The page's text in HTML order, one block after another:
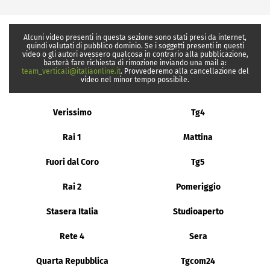
Alcuni video presenti in questa sezione sono stati presi da internet,
quindi valutati di pubblico dominio. Se i soggetti presenti in questi
video o gli autori avessero qualcosa in contrario alla pubblicazione,
basterà fare richiesta di rimozione inviando una mail a:
team_verticali@italiaonline.it. Provvederemo alla cancellazione del
video nel minor tempo possibile.
Verissimo Tg4
Rai 1 Mattina
Fuori dal Coro Tg5
Rai 2 Pomeriggio
Stasera Italia Studioaperto
Rete 4 Sera
Quarta Repubblica Tgcom24